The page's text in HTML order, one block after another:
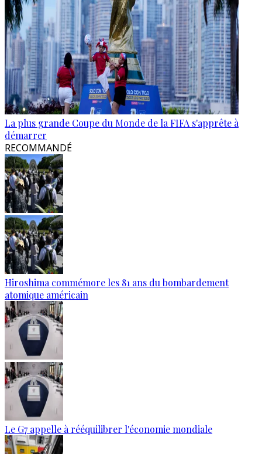
La plus grande Coupe du Monde de la FIFA s'apprête à
démarrer
RECOMMANDÉ
Hiroshima commémore les 81 ans du bombardement
atomique américain
Le G7 appelle à rééquilibrer l'économie mondiale